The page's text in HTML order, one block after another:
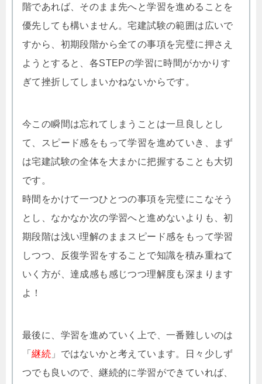
階であれば、そのまま先へと学習を進めることを
優先しても構いません。宅建試験の範囲は広いで
すから、初期段階から全ての事項を完璧に押さえ
ようとすると、各STEPの学習に時間がかかりす
ぎて挫折してしまいかねないからです。
今この瞬間は忘れてしまうことは一旦良しとし
て、スピード感をもって学習を進めていき、まず
は宅建試験の全体を大まかに把握することも大切
です。
時間をかけて一つひとつの事項を完璧にこなそう
とし、なかなか次の学習へと進めないよりも、初
期段階は浅い理解のままスピード感をもって学習
しつつ、反復学習をすることで知識を積み重ねて
いく方が、達成感も感じつつ理解度も深まります
よ！
最後に、学習を進めていく上で、一番難しいのは
「継続 」ではないかと考えています。日々少しず
つでも良いので、継続的に学習ができていれば、